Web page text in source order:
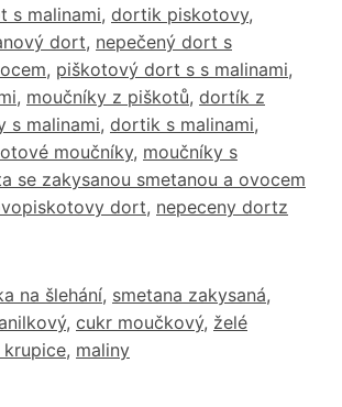
s malinami, dortik piskotovy,
dort, nepečený dort s
, piškotový dort s s malinami,
, moučníky z piškotů, dortík z
s malinami, dortik s malinami,
moučníky, moučníky s
se zakysanou smetanou a ovocem
dort, nepeceny dortz
na šlehání, smetana zakysaná,
, cukr moučkový, želé
, maliny